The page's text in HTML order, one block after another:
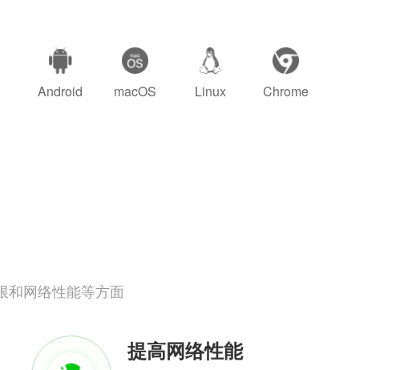
Android macOS Linux Chrome
和网络性能等方面
提高网络性能